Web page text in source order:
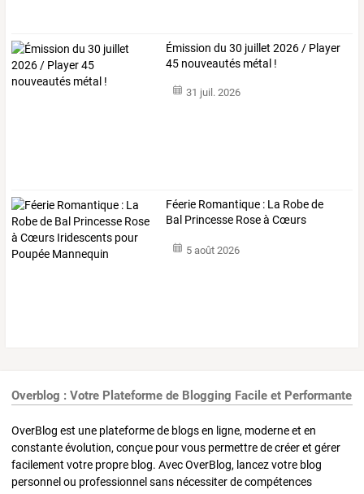
Émission du 30 juillet 2026 / Player
45 nouveautés métal !
31 juil. 2026
Féerie Romantique : La Robede
Bal Princesse Roseà Cœurs
5 août 2026
Overblog : Votre Plateforme de Blogging Facile et Performante
OverBlog est une plateforme de blogs en ligne, moderne et en
constante évolution, conçue pour vous permettre de créer et gérer
facilement votre propre blog. Avec OverBlog, lancez votre blog
personnel ou professionnel sans nécessiter de compétences